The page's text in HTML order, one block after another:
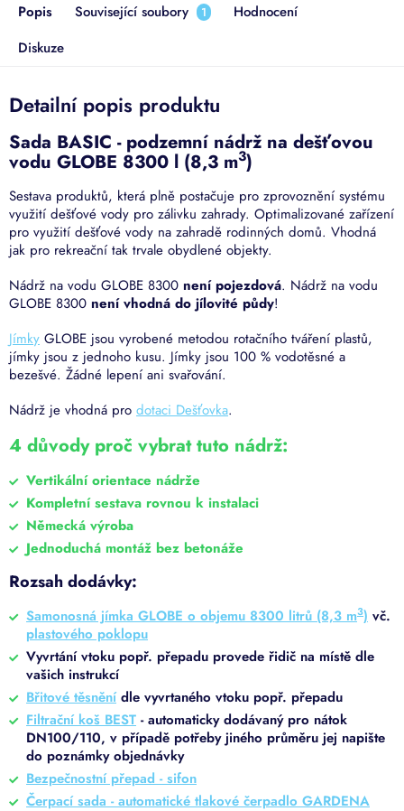
Popis Související soubory 1
Hodnocení
Diskuze
Detailní popis produktu
Sada BASIC - podzemní nádrž na dešťovou
vodu GLOBE 8300 l (8,3 m3)
Sestava produktů, která plně postačuje pro zprovoznění systému
využití dešťové vody pro zálivku zahrady. Optimalizované zařízení
pro využití dešťové vody na zahradě rodinných domů. Vhodná
jak pro rekreační tak trvale obydlené objekty.
Nádrž na vodu GLOBE 8300 není pojezdová. Nádrž na vodu
GLOBE 8300 není vhodná do jílovité půdy!
Jímky GLOBE jsou vyrobené metodou rotačního tváření plastů,
jímky jsou z jednoho kusu. Jímky jsou 100 % vodotěsné a
bezešvé. Žádné lepení ani svařování.
Nádrž je vhodná pro dotaci Dešťovka.
4 důvody proč vybrat tuto nádrž:
Vertikální orientace nádrže
Kompletní sestava rovnou k instalaci
Německá výroba
Jednoduchá montáž bez betonáže
Rozsah dodávky:
Samonosná jímka GLOBE o objemu 8300 litrů (8,3 m3) vč.
plastového poklopu
Vyvrtání vtoku popř. přepadu provede řidič na místě dle
vašich instrukcí
Břitové těsněnídle vyvrtaného vtoku popř. přepadu
Filtrační koš BEST - automaticky dodávaný pro nátok
DN100/110, v případě potřeby jiného průměru jej napište
do poznámky objednávky
Bezpečnostní přepad - sifon
Čerpací sada - automatické tlakové čerpadlo GARDENA